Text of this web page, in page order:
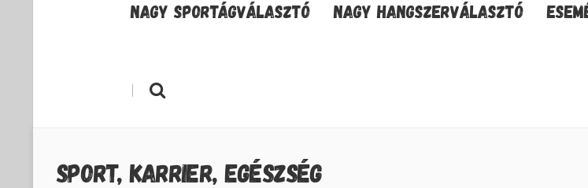
NAGY SPORTÁGVÁLASZTÓ NAGY HANGSZERVÁLASZTÓ
|
SPORT, KARRIER, EGÉSZSÉG